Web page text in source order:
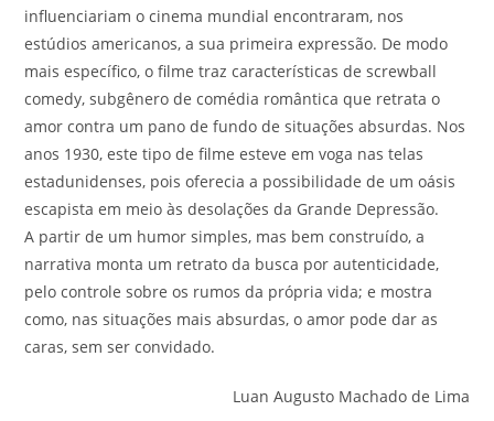
influenciariam o cinema mundial encontraram, nos
estúdios americanos, a sua primeira expressão. De modo
mais específico, o filme traz características de screwball
comedy, subgênero de comédia romântica que retrata o
amor contra um pano de fundo de situações absurdas. Nos
anos 1930, este tipo de filme esteve em voga nas telas
estadunidenses, pois oferecia a possibilidade de um oásis
escapista em meio às desolações da Grande Depressão.
A partir de um humor simples, mas bem construído, a
narrativa monta um retrato da busca por autenticidade,
pelo controle sobre os rumos da própria vida; e mostra
como, nas situações mais absurdas, o amor pode dar as
caras, sem ser convidado.
Luan Augusto Machado de Lima